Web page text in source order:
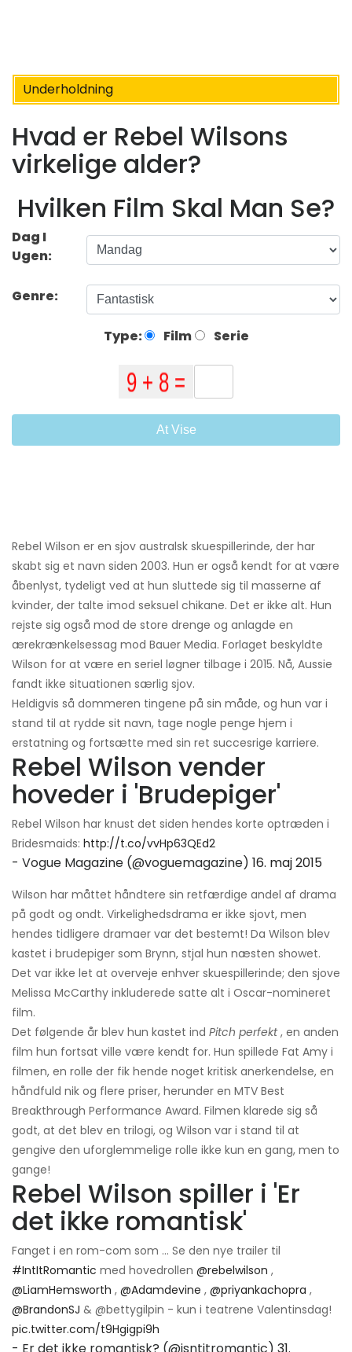
Underholdning
Hvad er Rebel Wilsons
virkelige alder?
Hvilken Film Skal Man Se?
Dag I
Ugen:
Genre:
Type: Film Serie
At Vise
Rebel Wilson er en sjov australsk skuespillerinde, der har
skabt sig et navn siden 2003. Hun er også kendt for at være
åbenlyst, tydeligt ved at hun sluttede sig til masserne af
kvinder, der talte imod seksuel chikane. Det er ikke alt. Hun
rejste sig også mod de store drenge og anlagde en
ærekrænkelsessag mod Bauer Media. Forlaget beskyldte
Wilson for at være en seriel løgner tilbage i 2015. Nå, Aussie
fandt ikke situationen særlig sjov.
Heldigvis så dommeren tingene på sin måde, og hun var i
stand til at rydde sit navn, tage nogle penge hjem i
erstatning og fortsætte med sin ret succesrige karriere.
Rebel Wilson vender
hoveder i 'Brudepiger'
Rebel Wilson har knust det siden hendes korte optræden i
Bridesmaids: http://t.co/vvHp63QEd2
- Vogue Magazine (@voguemagazine) 16. maj 2015
Wilson har måttet håndtere sin retfærdige andel af drama
på godt og ondt. Virkelighedsdrama er ikke sjovt, men
hendes tidligere dramaer var det bestemt! Da Wilson blev
kastet i brudepiger som Brynn, stjal hun næsten showet.
Det var ikke let at overveje enhver skuespillerinde; den sjove
Melissa McCarthy inkluderede satte alt i Oscar-nomineret
film.
Det følgende år blev hun kastet ind Pitch perfekt, en anden
film hun fortsat ville være kendt for. Hun spillede Fat Amy i
filmen, en rolle der fik hende noget kritisk anerkendelse, en
håndfuld nik og flere priser, herunder en MTV Best
Breakthrough Performance Award. Filmen klarede sig så
godt, at det blev en trilogi, og Wilson var i stand til at
gengive den uforglemmelige rolle ikke kun en gang, men to
gange!
Rebel Wilson spiller i 'Er
det ikke romantisk'
Fanget i en rom-com som ... Se den nye trailer til
#IntItRomantic med hovedrollen @rebelwilson ,
@LiamHemsworth , @Adamdevine , @priyankachopra ,
@BrandonSJ & @bettygilpin - kun i teatrene Valentinsdag!
pic.twitter.com/t9Hgigpi9h
- Er det ikke romantisk? (@isntitromantic) 31.